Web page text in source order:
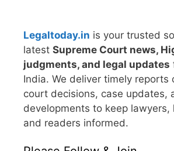
Legaltoday.in is your trusted
latest Supreme Court news,
judgments, and legal updates
India. We deliver timely reports
court decisions, case updates,
developments to keep lawyers,
and readers informed.